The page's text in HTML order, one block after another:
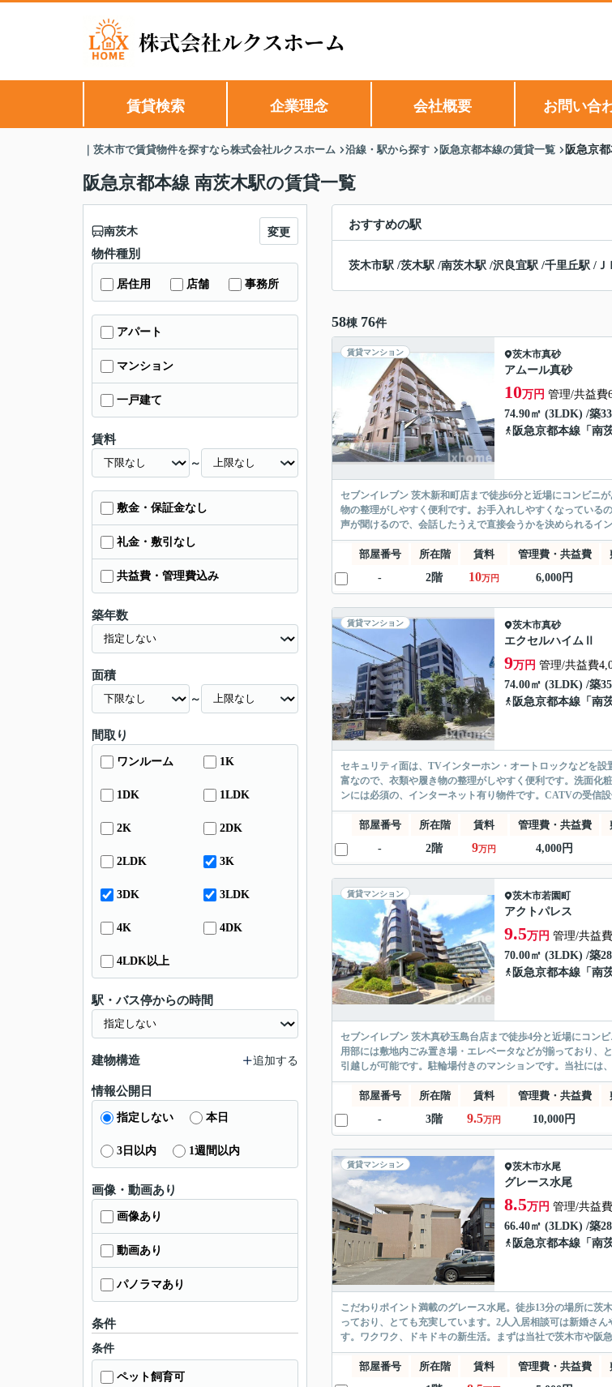
賃貸検索 企業理念 会社概要 お問い合
｜茨木市で賃貸物件を探すなら株式会社ルクスホーム 沿線・駅から探す 阪急京都本線の賃貸一覧 阪急京
阪急京都本線 南茨木駅の賃貸一覧
おすすめの駅
茨木市駅 /茨木駅 /南茨木駅 /沢良宜駅 /千里丘駅 /
58棟 76件
賃貸マンション 茨木市真砂
アムール真砂
10万円 管理/共益費
74.90㎡ (3LDK) /築
阪急京都本線 「 南
セブンイレブン 茨木新和町店まで徒歩6分と近場にコンビニ
物の整理がしやすく便利です。お手入れしやすくなっている
声が聞けるので、会話したうえで直接会うかを決められるイ
部屋番号 所在階 賃料 管理費・共益費
-
2階 10万円 6,000円
賃貸マンション 茨木市真砂
エクセルハイムⅡ
9万円 管理/共益費
74.00㎡ (3LDK) /築
阪急京都本線 「 南
セキュリティ面は、TVインターホン・オートロックなどを
富なので、衣類や履き物の整理がしやすく便利です。洗面化
ンには必須の、インターネット有り物件です。CATVの受信
部屋番号 所在階 賃料 管理費・共益費
-
2階 9万円 4,000円
賃貸マンション 茨木市若園町
アクトパレス
9.5万円 管理/共益
70.00㎡ (3LDK) /築
阪急京都本線 「 南
セブンイレブン 茨木真砂玉島台店まで徒歩4分と近場にコン
用部には敷地内ごみ置き場・エレベータなどが揃っており、
引越しが可能です。駐輪場付きのマンションです。当社には
部屋番号 所在階 賃料 管理費・共益費
-
3階 9.5万円 10,000円
賃貸マンション 茨木市水尾
グレース水尾
8.5万円 管理/共益
66.40㎡ (3LDK) /築
阪急京都本線 「 南
こだわりポイント満載のグレース水尾。徒歩13分の場所に
っており、とても充実しています。2人入居相談可は新婚さ
す。ワクワク、ドキドキの新生活。まずは当社で茨木市や阪
部屋番号 所在階 賃料 管理費・共益費
南茨木 変更
物件種別
居住用 店舗 事務所
アパート
マンション
一戸建て
賃料
～
敷金・保証金なし
礼金・敷引なし
共益費・管理費込み
築年数
面積
～
間取り
ワンルーム 1K
1DK 1LDK
2K 2DK
2LDK 3K
3DK 3LDK
4K 4DK
4LDK以上
駅・バス停からの時間
建物構造 追加する
情報公開日
指定しない 本日
3日以内 1週間以内
画像・動画あり
画像あり
動画あり
パノラマあり
条件
条件
ペット飼育可